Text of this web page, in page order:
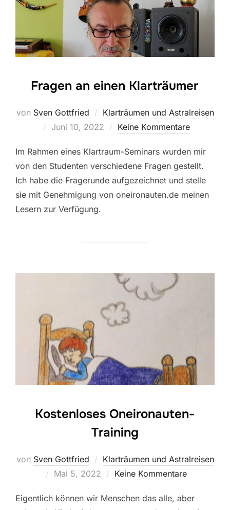
Fragen an einen Klarträumer
von Sven Gottfried
Klarträumen und Astralreisen
Veröffentlicht
Juni 10, 2022 Keine Kommentare
Im Rahmen eines Klartraum-Seminars wurden mir
von den Studenten verschiedene Fragen gestellt.
Ich habe die Fragerunde aufgezeichnet und stelle
sie mit Genehmigung von oneironauten.de meinen
Lesern zur Verfügung.
Kostenloses Oneironauten-
Training
von Sven Gottfried
Klarträumen und Astralreisen
Veröffentlicht
Mai 5, 2022 Keine Kommentare
Eigentlich können wir Menschen das alle, aber